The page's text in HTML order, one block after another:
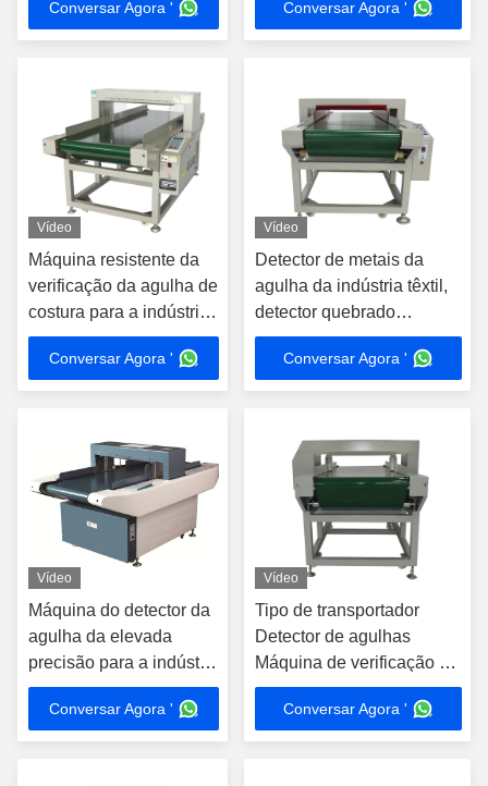
matéria têxtil & o
brinquedo do vestuário
Conversar Agora '
sapatas
Conversar Agora '
Vídeo
Máquina resistente da
verificação da agulha de
costura para a indústria
de fato da roupa
Conversar Agora '
Vídeo
Detector de metais da
agulha da indústria têxtil,
detector quebrado
auditoria da agulha de
Walmart FCCA
Conversar Agora '
Vídeo
Máquina do detector da
agulha da elevada
precisão para a indústria
de vestuários, estilo da
correia transportadora
Conversar Agora '
Vídeo
Tipo de transportador
Detector de agulhas
Máquina de verificação de
agulhas 600*80mm
Tamanho do túnel
Conversar Agora '